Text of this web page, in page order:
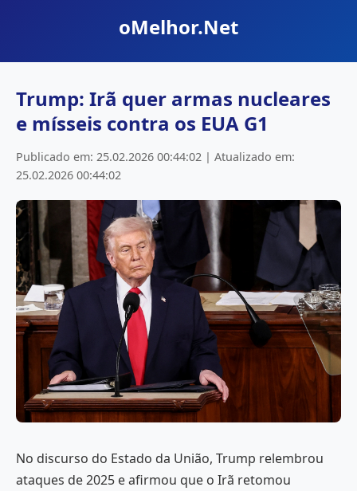
oMelhor.Net
Trump: Irã quer armas nucleares
e mísseis contra os EUA G1
Publicado em: 25.02.2026 00:44:02 | Atualizado em:
25.02.2026 00:44:02
No discurso do Estado da União, Trump relembrou
ataques de 2025 e afirmou que o Irã retomou